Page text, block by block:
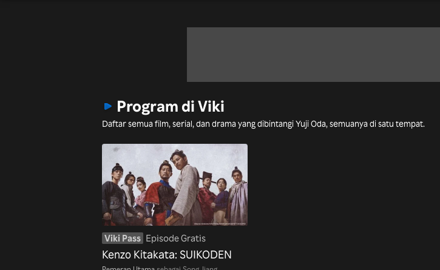
Program di Viki
Daftar semua film, serial, dan drama yang dibintangi Yuji Oda, semuanya di satu tempat.
Viki Pass Episode Gratis
Kenzo Kitakata: SUIKODEN